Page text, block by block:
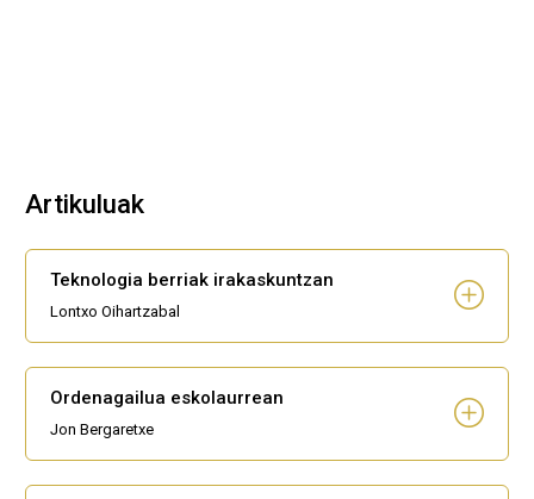
Artikuluak
Teknologia berriak irakaskuntzan
Lontxo Oihartzabal
Ordenagailua eskolaurrean
Jon Bergaretxe